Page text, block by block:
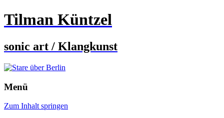
Tilman Küntzel
sonic art / Klangkunst
Menü
Zum Inhalt springen